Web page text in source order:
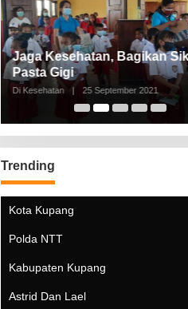
Jaga Kesehatan, Bagikan
Pasta Gigi
Di Kesehatan | 25 September 2021
Trending
Kota Kupang
Polda NTT
Kabupaten Kupang
Astrid Dan Lael